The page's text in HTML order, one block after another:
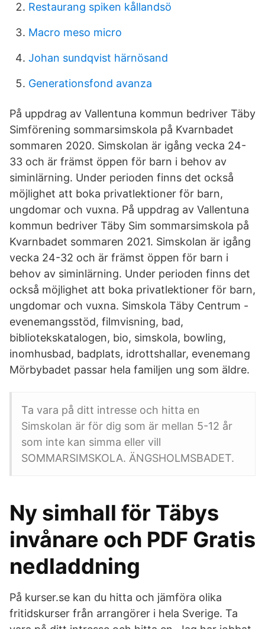
Restaurang spiken kållandsö
Macro meso micro
Johan sundqvist härnösand
Generationsfond avanza
På uppdrag av Vallentuna kommun bedriver Täby
Simförening sommarsimskola på Kvarnbadet
sommaren 2020. Simskolan är igång vecka 24-
33 och är främst öppen för barn i behov av
siminlärning. Under perioden finns det också
möjlighet att boka privatlektioner för barn,
ungdomar och vuxna. På uppdrag av Vallentuna
kommun bedriver Täby Sim sommarsimskola på
Kvarnbadet sommaren 2021. Simskolan är igång
vecka 24-32 och är främst öppen för barn i
behov av siminlärning. Under perioden finns det
också möjlighet att boka privatlektioner för barn,
ungdomar och vuxna. Simskola Täby Centrum -
evenemangsstöd, filmvisning, bad,
bibliotekskatalogen, bio, simskola, bowling,
inomhusbad, badplats, idrottshallar, evenemang
Mörbybadet passar hela familjen ung som äldre.
Ta vara på ditt intresse och hitta en
Simskolan är för dig som är mellan 5-12 år
som inte kan simma eller vill
SOMMARSIMSKOLA. ÄNGSHOLMSBADET.
Ny simhall för Täbys
invånare och PDF Gratis
nedladdning
På kurser.se kan du hitta och jämföra olika
fritidskurser från arrangörer i hela Sverige. Ta